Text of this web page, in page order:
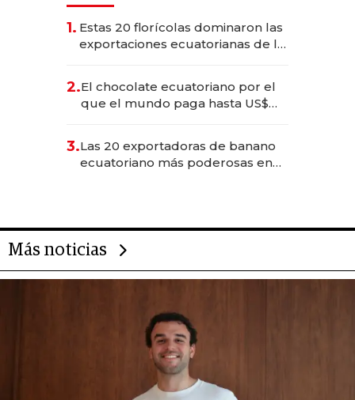
1. Estas 20 florícolas dominaron las
exportaciones ecuatorianas de la
2.El chocolate ecuatoriano por el
que el mundo paga hasta US$
3.Las 20 exportadoras de banano
ecuatoriano más poderosas en
Más noticias